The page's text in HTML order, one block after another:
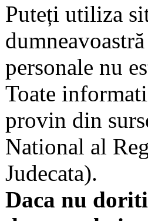
Puteți utiliza
personale nu
Toate
provin din
National al
Judecata).
Daca nu